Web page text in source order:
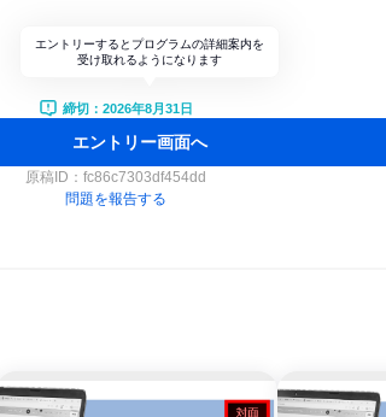
エントリーするとプログラムの詳細案内を
受け取れるようになります
締切：2026年8月31日
エントリー画面へ
原稿ID： fc86c7303df454dd
問題を報告する